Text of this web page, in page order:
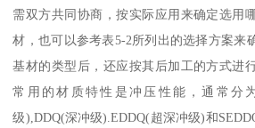
需双方共同协商，按实际应用来确定选用
材，也可以参考表5-2所列出的选择方案来
基材的类型后，还应按其后加工的方式进
常用的材质特性是冲压性能，通常分
级),DDQ(深冲级).EDDQ(超深冲级)和